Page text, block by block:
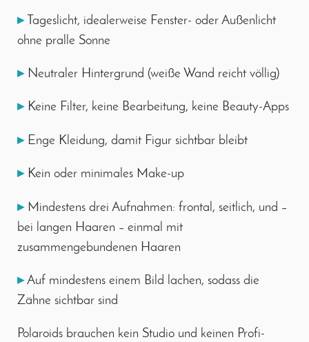
▸Tageslicht, idealerweise Fenster- oder Außenlicht
ohne pralle Sonne
▸Neutraler Hintergrund (weiße Wand reicht völlig)
▸Keine Filter, keine Bearbeitung, keine Beauty-Apps
▸Enge Kleidung, damit Figur sichtbar bleibt
▸Kein oder minimales Make-up
▸Mindestens drei Aufnahmen: frontal, seitlich, und –
bei langen Haaren – einmal mit
zusammengebundenen Haaren
▸Auf mindestens einem Bild lachen, sodass die
Zähne sichtbar sind
Polaroids brauchen kein Studio und keinen Profi-